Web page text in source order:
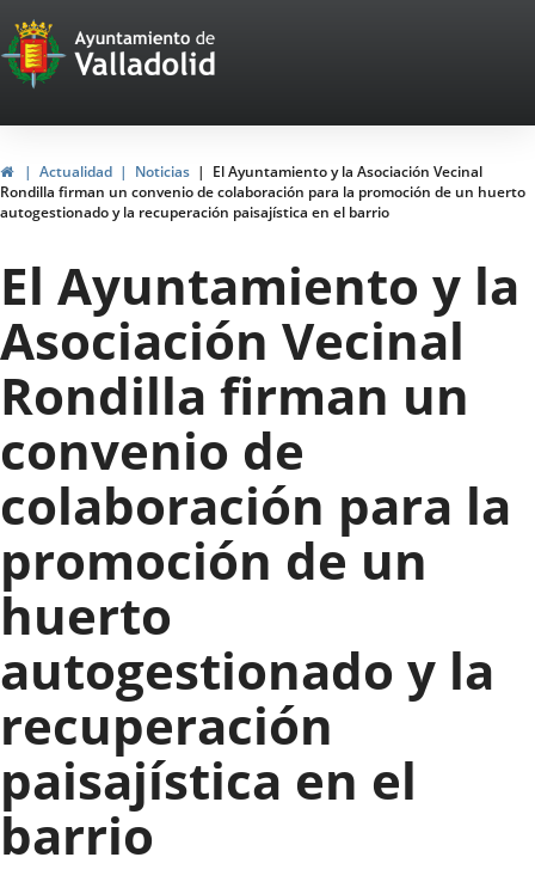
Portal
Web
del
Ayuntamiento
de
Valladolid
HomeActualidad Noticias
El Ayuntamiento y la Asociación Vecinal
Rondilla firman un convenio de colaboración para la promoción de un huerto
autogestionado y la recuperación paisajística en el barrio
El Ayuntamiento y la
Asociación Vecinal
Rondilla firman un
convenio de
colaboración para la
promoción de un
huerto
autogestionado y la
recuperación
paisajística en el
barrio